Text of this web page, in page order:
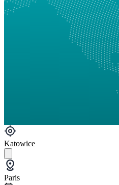
Katowice
Paris